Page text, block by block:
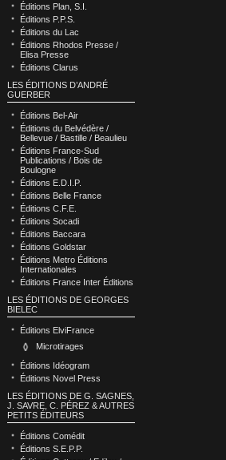
Éditions Plan, S.I.
Éditions P.P.S.
Éditions du Lac
Éditions Rhodos Presse /
Elisa Presse
Éditions Clarus
LES ÉDITIONS D’ANDRÉ
GUERBER
Éditions Bel-Air
Éditions du Belvédère /
Bellevue / Bastille / Beaulieu
Éditions France-Sud
Publications / Bois de
Boulogne
Éditions E.D.I.P.
Éditions Belle France
Éditions C.F.E.
Éditions Socadi
Éditions Baccara
Éditions Goldstar
Éditions Metro Éditions
Internationales
Éditions France Inter Éditions
LES ÉDITIONS DE GEORGES
BIELEC
Éditions ElviFrance
Microtirages
Éditions Idéogram
Éditions Novel Press
LES ÉDITIONS DE G. SAGNES,
J. SAVRE, C. PÉREZ & AUTRES
PETITS ÉDITEURS
Éditions Comédit
Éditions S.E.P.P.